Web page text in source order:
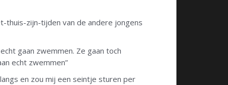
thuis-zijn-tijden van de andere jongens
gaan zwemmen. Ze gaan toch
echt zwemmen”
en zou mij een seintje sturen per